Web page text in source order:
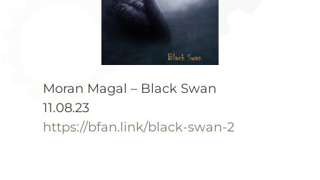
Moran Magal – Black Swan
11.08.23
https://bfan.link/black-swan-2